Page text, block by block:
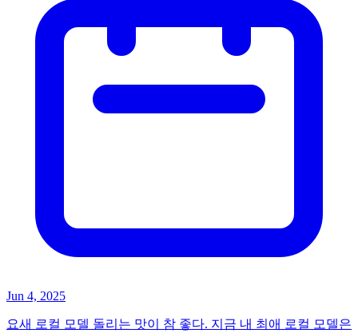
Jun 4, 2025
요새 로컬 모델 돌리는 맛이 참 좋다. 지금 내 최애 로컬 모델은